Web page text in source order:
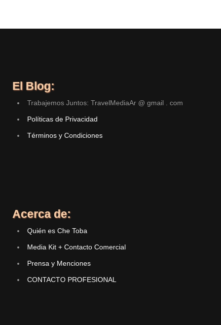
El Blog:
Trabajemos Juntos: TravelMediaAr @ gmail . com
Políticas de Privacidad
Términos y Condiciones
Acerca de:
Quién es Che Toba
Media Kit + Contacto Comercial
Prensa y Menciones
CONTACTO PROFESIONAL